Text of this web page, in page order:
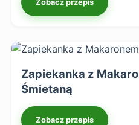
Zobacz przepis
Zapiekanka z
Śmietaną
Zobacz przepis